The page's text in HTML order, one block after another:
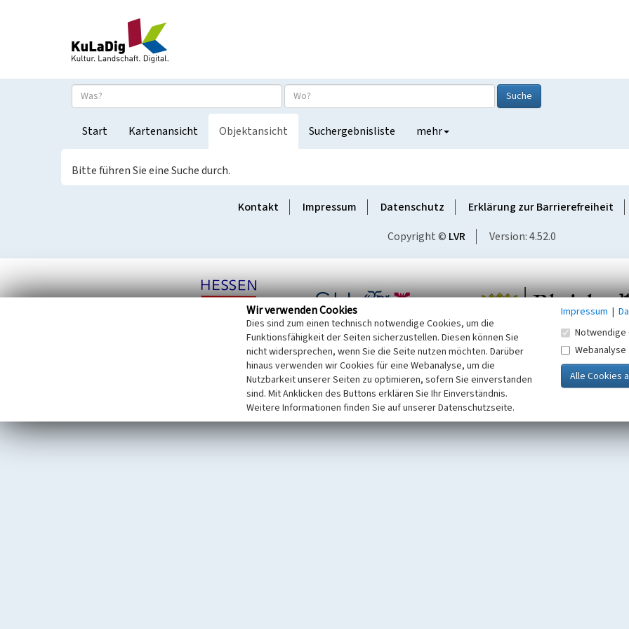
Suche
Start Kartenansicht Objektansicht Suchergebnisliste mehr
Bitte führen Sie eine Suche durch.
Kontakt Impressum Datenschutz Erklärung zur Barrierefreiheit
Copyright © LVR Version: 4.52.0
Wir verwenden Cookies
Dies sind zum einen technisch notwendige Cookies, um die
Funktionsfähigkeit der Seiten sicherzustellen. Diesen können Sie
nicht widersprechen, wenn Sie die Seite nutzen möchten. Darüber
hinaus verwenden wir Cookies für eine Webanalyse, um die
Nutzbarkeit unserer Seiten zu optimieren, sofern Sie einverstanden
sind. Mit Anklicken des Buttons erklären Sie Ihr Einverständnis.
Weitere Informationen finden Sie auf unserer Datenschutzseite.
Impressum |
Notwendige
Webanalyse